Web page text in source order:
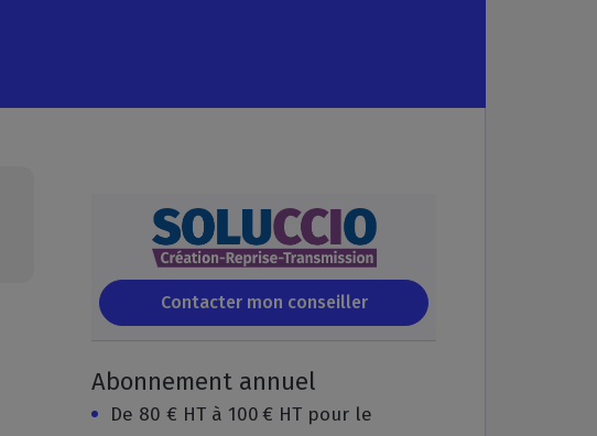
Abonnement annuel
De 80 € HT à 100 € HT pour le